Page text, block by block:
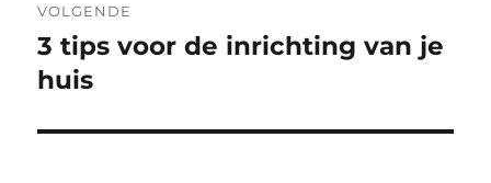
VOLGENDE
Volgend
bericht:
3 tips voor de inrichting van je
huis